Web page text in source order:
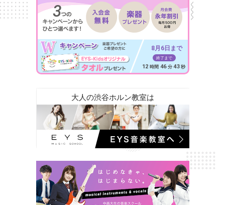
8月6日まで
終了まで
12 時間 46 分 41 秒
大人の渋谷ホルン教室は